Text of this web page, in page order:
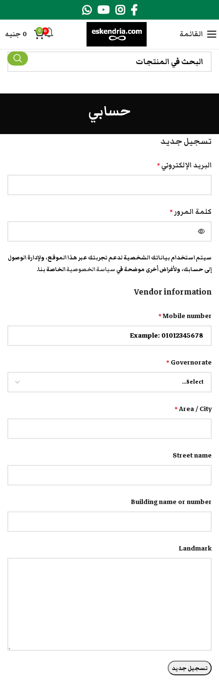
القائمة 0
0
0 جنيه
حسابي
تسجيل جديد
البريد الإلكتروني*
كلمة المرور *
سيتم استخدام بياناتك الشخصية لدعم تجربتك عبر هذا الموقع، ولإدارة الوصول
إلى حسابك، ولأغراض أخرى موضحة في سياسة الخصوصيةالخاصة بنا.
Vendor information
Mobile number
*
Governorate
*
Area / City
*
Street name
Building name or number
Landmark
تسجيل جديد